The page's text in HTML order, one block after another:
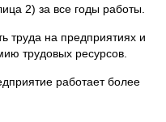
2) за все годы работы.
труда на предприятиях и
трудовых ресурсов.
работает более